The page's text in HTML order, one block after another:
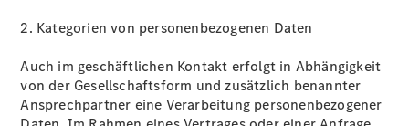
2. Kategorien von personenbezogenen Daten
Auch im geschäftlichen Kontakt erfolgt in Abhängigkeit
von der Gesellschaftsform und zusätzlich benannter
Ansprechpartner eine Verarbeitung personenbezogener